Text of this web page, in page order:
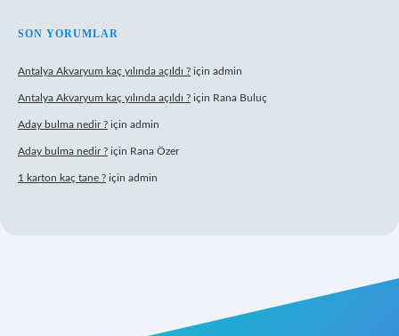
SON YORUMLAR
Antalya Akvaryum kaç yılında açıldı ? için admin
Antalya Akvaryum kaç yılında açıldı ? için Rana Buluç
Aday bulma nedir ? için admin
Aday bulma nedir ? için Rana Özer
1 karton kaç tane ? için admin